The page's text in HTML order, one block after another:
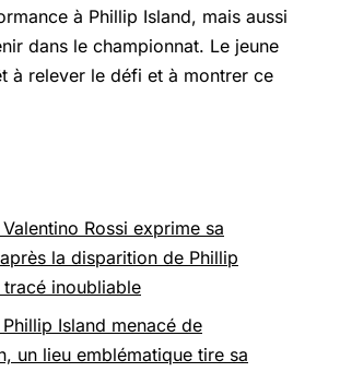
à Phillip Island, mais aussi
dans le championnat. Le jeune
à relever le défi et à montrer ce
Rossi exprime sa
la disparition de Phillip
tracé inoubliable
Island menacé de
un lieu emblématique tire sa